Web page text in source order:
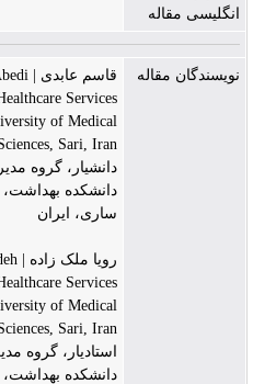
انگلیسی مقاله
نویسندگان مقاله
قاسم عابدی | Ghasem Abedi
Services
of Medical
Sciences, Sari, Iran
دانشیار، گروه
دانشکده بهداشت،
ساری، ایران
رویا ملک زاده | Roya Malekzadeh
Services
of Medical
Sciences, Sari, Iran
استادیار، گروه
دانشکده بهداشت،